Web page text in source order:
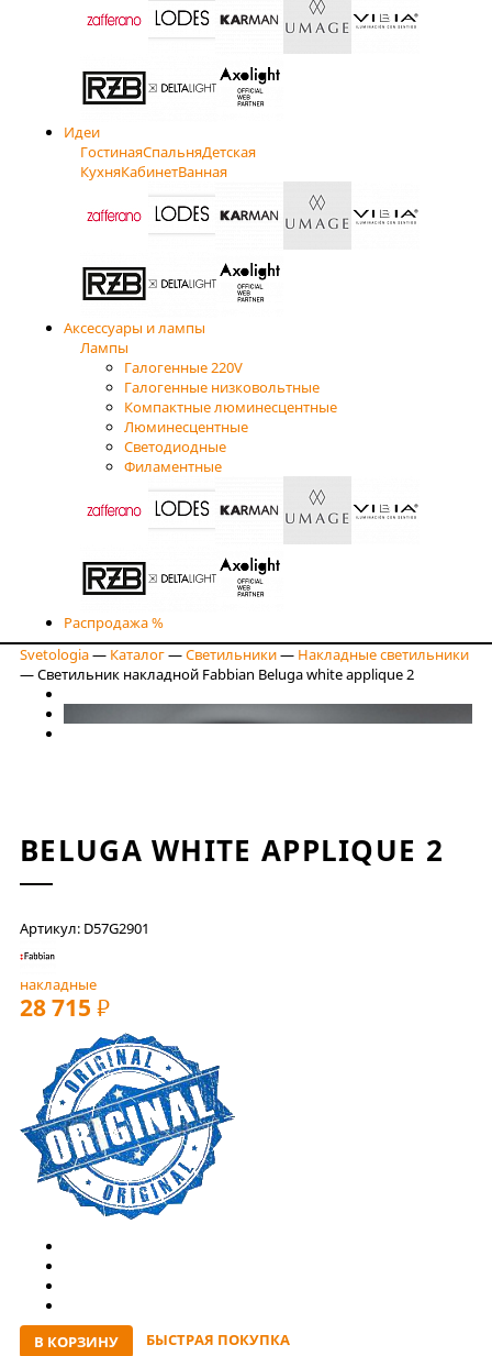
Идеи
ГостинаяСпальняДетская
КухняКабинетВанная
Аксессуары и лампы
Лампы
Галогенные 220V
Галогенные низковольтные
Компактные люминесцентные
Люминесцентные
Светодиодные
Филаментные
Распродажа %
Svetologia— Каталог—Светильники— Накладные светильники
—Светильник накладной Fabbian Beluga white applique 2
BELUGA WHITE APPLIQUE 2
Артикул: D57G2901
накладные
28 715 РУБ
В КОРЗИНУ
БЫСТРАЯ ПОКУПКА